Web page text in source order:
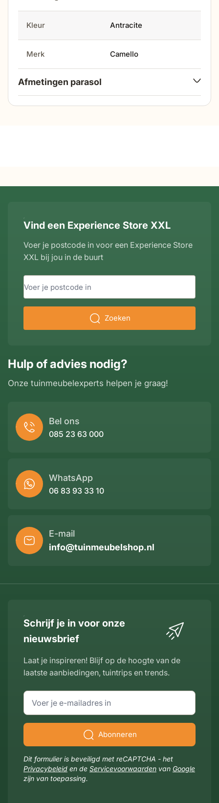
de parasol te verlengen.
veelzijdige Diego zweefparasol uit de grote
parasolcollectie van Tuinmeubelshop!
kleur Antracite
merk Camello
Afmetingen parasol
Hulp of advies nodig?
Onze tuinmeubelexperts helpen je graag!
Bel ons
085 23 63 000
WhatsApp
06 83 93 33 10
E-mail
info@tuinmeubelshop.nl
Vind een Experience Store XXL
Voer je postcode in voor een Experience Store
XXL bij jou in de buurt
Zoeken
Schrijf je in voor onze
nieuwsbrief
Laat je inspireren! Blijf op de hoogte van de
laatste aanbiedingen, tuintrips en trends.
E-mailadres
Abonneren
Dit formulier is beveiligd met reCAPTCHA - het
Privacybeleid en de Servicevoorwaarden van Google
zijn van toepassing.